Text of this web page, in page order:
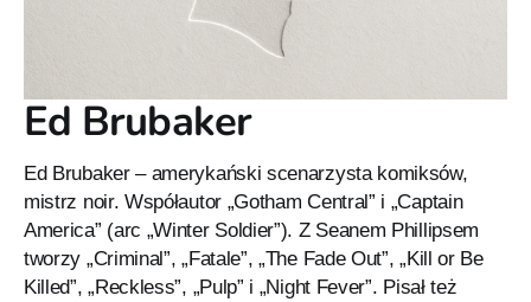
Ed Brubaker
Ed Brubaker – amerykański scenarzysta komiksów,
mistrz noir. Współautor „Gotham Central” i „Captain
America” (arc „Winter Soldier”). Z Seanem Phillipsem
tworzy „Criminal”, „Fatale”, „The Fade Out”, „Kill or Be
Killed”, „Reckless”, „Pulp” i „Night Fever”. Pisał też